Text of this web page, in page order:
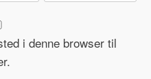
i denne browser til